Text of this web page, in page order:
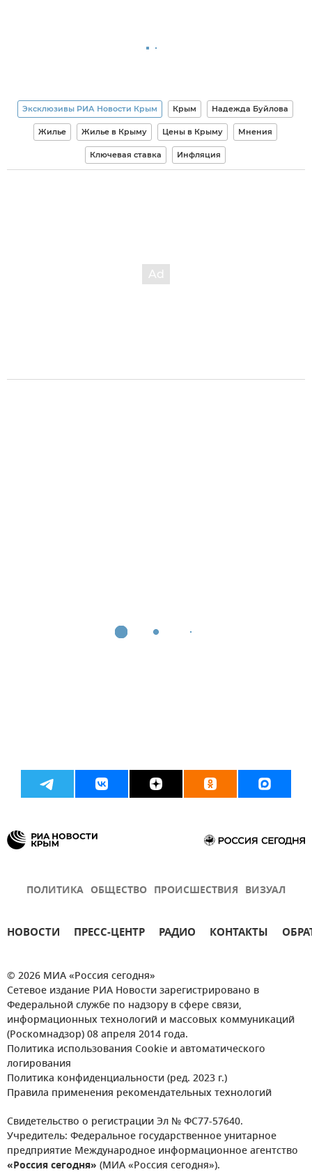
Эксклюзивы РИА Новости Крым Крым Надежда Буйлова
Жилье Жилье в Крыму Цены в Крыму Мнения
Ключевая ставка Инфляция
ПОЛИТИКА ОБЩЕСТВО ПРОИСШЕСТВИЯ ВИЗУАЛ
НОВОСТИ ПРЕСС-ЦЕНТР РАДИО КОНТАКТЫ
© 2026 МИА «Россия сегодня»
Сетевое издание РИА Новости зарегистрировано в
Федеральной службе по надзору в сфере связи,
информационных технологий и массовых коммуникаций
(Роскомнадзор) 08 апреля 2014 года.
Политика использования Cookie и автоматического
логирования
Политика конфиденциальности (ред. 2023 г.)
Правила применения рекомендательных технологий
Свидетельство о регистрации Эл № ФС77-57640.
Учредитель: Федеральное государственное унитарное
предприятие Международное информационное агентство
«Россия сегодня» (МИА «Россия сегодня»).